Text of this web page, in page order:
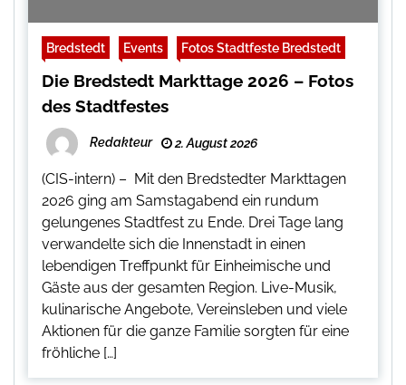
Bredstedt Events Fotos Stadtfeste Bredstedt
Die Bredstedt Markttage 2026 – Fotos
des Stadtfestes
Redakteur 2. August 2026
(CIS-intern) – Mit den Bredstedter Markttagen
2026 ging am Samstagabend ein rundum
gelungenes Stadtfest zu Ende. Drei Tage lang
verwandelte sich die Innenstadt in einen
lebendigen Treffpunkt für Einheimische und
Gäste aus der gesamten Region. Live-Musik,
kulinarische Angebote, Vereinsleben und viele
Aktionen für die ganze Familie sorgten für eine
fröhliche […]